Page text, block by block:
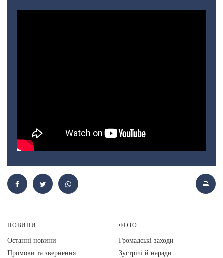
НОВИНИ
Останні новини
Промови та звернення
ФОТО
Громадські заходи
Зустрічі й наради